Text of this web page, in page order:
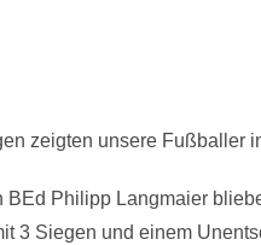
zeigten unsere Fußballer
BEd Philipp Langmaier
3 Siegen und einem